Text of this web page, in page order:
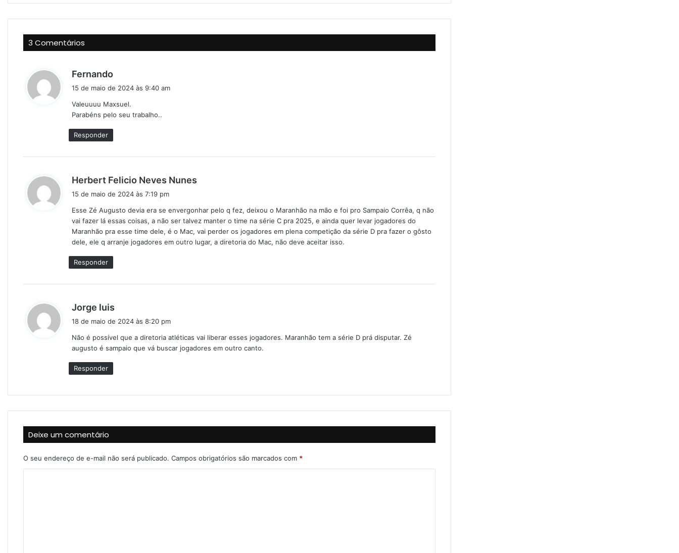
b
s
e
3 Comentários
Fernando
s
e
15 de maio de 2024 às 9:40 am
Valeuuuu Maxsuel.
Parabéns pelo seu trabalho..
Responder
Herbert Felicio Neves Nunes
s
e
:
15 de maio de 2024 às 7:19 pm
Esse Zé Augusto devia era se envergonhar pelo q fez, deixou o Maranhão na mão e foi pro Sampaio Corrêa, q não
vai fazer lá essas coisas, a não ser talvez manter o time na série C pra 2025, e ainda quer levar jogadores do
Maranhão pra esse time dele, é o Mac, vai perder os jogadores em plena competição da série D pra fazer o gôsto
dele, ele q arranje jogadores em outro lugar, a diretoria do Mac, não deve aceitar isso.
Responder
Jorge luis
s
e
18 de maio de 2024 às 8:20 pm
Não é possível que a diretoria atléticas vai liberar esses jogadores. Maranhão tem a série D prá disputar. Zé
augusto é sampaio que vá buscar jogadores em outro canto.
Responder
Deixe um comentário
O seu endereço de e-mail não será publicado. Campos obrigatórios são marcados com *